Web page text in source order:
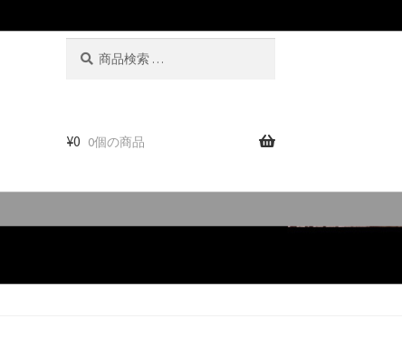
¥0 0個の商品